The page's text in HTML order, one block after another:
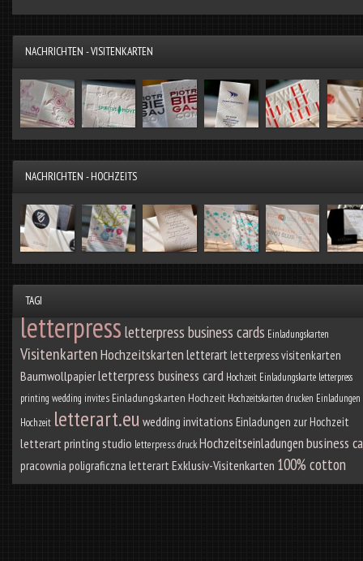
NACHRICHTEN - VISITENKARTEN
NACHRICHTEN - HOCHZEITS
TAGI
letterpress letterpress business cards Einladungskarten
VisitenkartenHochzeitskartenletterart letterpress visitenkarten
Baumwollpapierletterpress business card Hochzeit Einladungskarte letterpress
printing wedding invites Einladungskarten Hochzeit Hochzeitskarten drucken Einladungen
Hochzeit letterart.eu wedding invitations Einladungen zur Hochzeit
letterart printing studio letterpress druckHochzeitseinladungenbusiness
pracownia poligraficzna letterart Exklusiv-Visitenkarten 100% cotton